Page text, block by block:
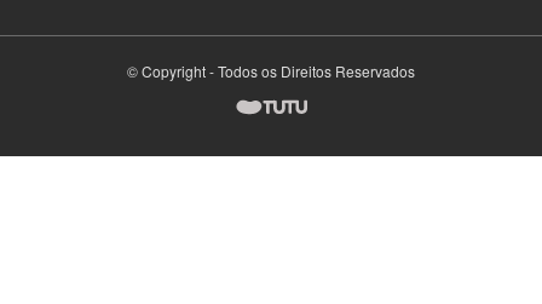
© Copyright - Todos os Direitos Reservados